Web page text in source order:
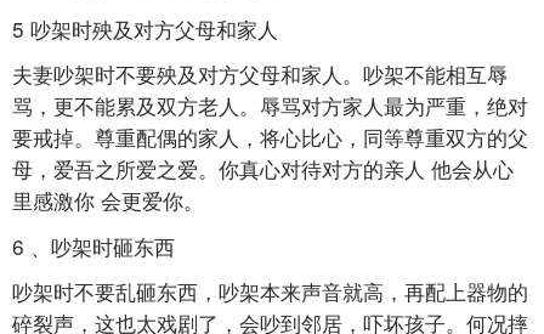
5 吵架时殃及对方父母和家人
夫妻吵架时不要殃及对方父母和家人。吵架不能相互辱
骂，更不能累及双方老人。辱骂对方家人最为严重，绝对
要戒掉。尊重配偶的家人，将心比心，同等尊重双方的父
母，爱吾之所爱之爱。你真心对待对方的亲人 他会从心
里感激你 会更爱你。
6 、吵架时砸东西
吵架时不要乱砸东西，吵架本来声音就高，再配上器物的
碎裂声，这也太戏剧了，会吵到邻居，吓坏孩子。何况摔